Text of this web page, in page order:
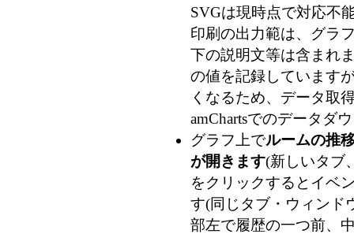
SVGは現時点で対応不
印刷の出力範は、グラ
下の説明文等は含まれ
の値を記録しています
くなるため、データ取
amChartsでのデータダ
グラフ上でルームの推
が開きます(新しいタブ
をクリックするとイベ
す(同じタブ・ウィンド
部左で履歴の一つ前、